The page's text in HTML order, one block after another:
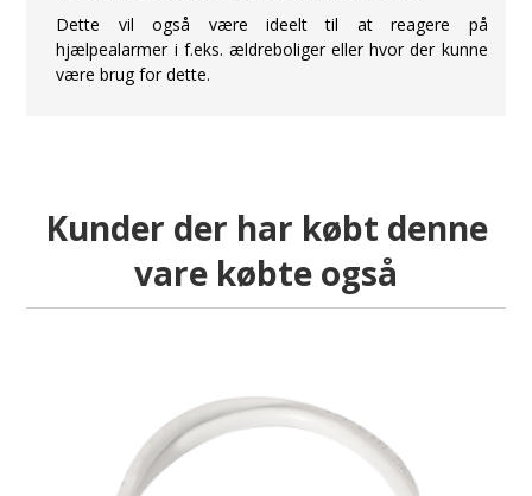
Dette vil også være ideelt til at reagere på
hjælpealarmer i f.eks. ældreboliger eller hvor der kunne
være brug for dette.
Kunder der har købt denne
vare købte også